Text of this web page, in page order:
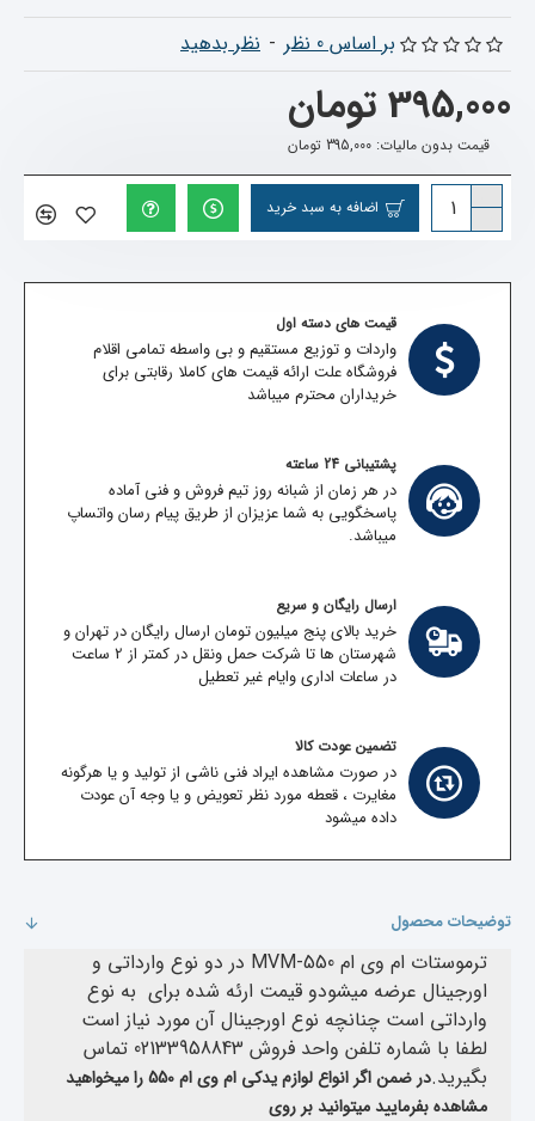
بر اساس 0 نظر - نظر بدهید
395,000 تومان
قیمت بدون مالیات: 395,000 تومان
اضافه به سبد خرید
قیمت های دسته اول
واردات و توزیع مستقیم و بی واسطه تمامی اقلام
فروشگاه علت ارائه قیمت های کاملا رقابتی برای
خریداران محترم میباشد
پشتیبانی 24 ساعته
در هر زمان از شبانه روز تیم فروش و فنی آماده
پاسخگویی به شما عزیزان از طریق پیام رسان واتساپ
میباشد.
ارسال رایگان و سریع
خرید بالای پنج میلیون تومان ارسال رایگان در تهران و
شهرستان ها تا شرکت حمل ونقل در کمتر از 2 ساعت
در ساعات اداری وایام غیر تعطیل
تضمین عودت کالا
در صورت مشاهده ایراد فنی ناشی از تولید و یا هرگونه
مغایرت ، قعطه مورد نظر تعویض و یا وجه آن عودت
داده میشود
توضیحات محصول
ترموستات ام وی ام MVM-550 در دو نوع وارداتی و
اورجینال عرضه میشودو قیمت ارئه شده برای به نوع
وارداتی است چنانچه نوع اورجینال آن مورد نیاز است
لطفا با شماره تلفن واحد فروش 02133958843 تماس
بگیرید.
در ضمن اگر انواع لوازم یدکی ام وی ام 550 را میخواهید
مشاهده بفرمایید میتوانید بر روی